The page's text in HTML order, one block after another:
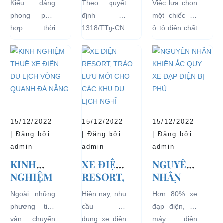
ĐIỆN
THỊNH
HÀNH VÀ
BÁN
CHẠY
NHẤT
HIỆN
Kiểu dáng
phong phú,
hợp thời
dàng sử dụng
mà thân thiện
với môi
trường, đặc
những ưu...
PHỦ
ĐỒNG Ý
ĐIỂM XE
ĐIỆN 04
BÁNH
CHỞ
KHÁCH
TẠI CÁC
KHU VỰC
HẠN
CHẾ
Theo quyết
định số
1318/TTg-CN
27/09/2018,
Thủ tướng
Chính phủ đã
đồng ý việc
thí điểm việc
chạy bằng
điện...
ĐIỆN ĐỂ
TĂNG
TUỔI
THỌ
CHO XE
Việc lựa chọn
một chiếc xe
ô tô điện chất
ngay từ đầu
sẽ mang lại
hiệu quả sử
dụng lâu dài
15/12/2022
| Đăng bởi
admin
KINH
NGHIỆM
THUÊ XE
ĐIỆN DU
LỊCH
Ngoài những
phương tiện
vận chuyển
15/12/2022
| Đăng bởi
admin
XE ĐIỆN
RESORT,
TRÀO
LƯU MỚI
CHO
Hiện nay, nhu
cầu sử
dụng xe điện
15/12/2022
| Đăng bởi
admin
NGUYÊN
NHÂN
KHIẾN
ẮC QUY
XE ĐẠP
Hơn 80% xe
đạp điện, xe
máy điện